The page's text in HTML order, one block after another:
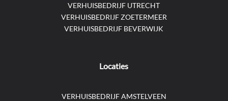
VERHUISBEDRIJF UTRECHT
VERHUISBEDRIJF ZOETERMEER
VERHUISBEDRIJF BEVERWIJK
Locaties
VERHUISBEDRIJF AMSTELVEEN